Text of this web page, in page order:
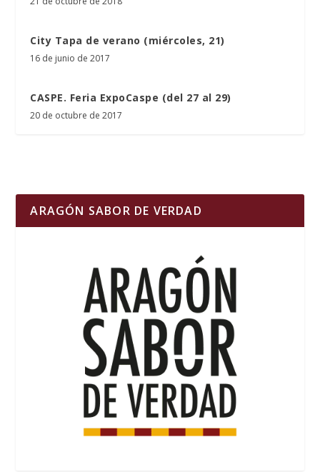
City Tapa de verano (miércoles, 21)
16 de junio de 2017
CASPE. Feria ExpoCaspe (del 27 al 29)
20 de octubre de 2017
ARAGÓN SABOR DE VERDAD